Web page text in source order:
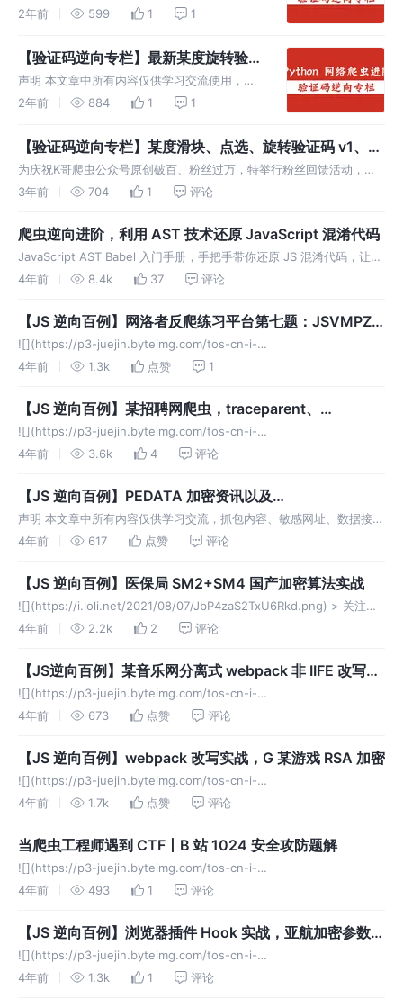
用于其他任何目的，不提供完整代码，抓包内
禁用于商业用途和非法用途，否则由此产生的一
切后果均与作者无关！ 本文章未经许
2年前 599 1 1
【验证码逆向专栏】最新某度旋转验证
码 v2 逆向分析
声明 本文章中所有内容仅供学习交流使用，不
用于其他任何目的，不提供完整代码，抓包内
禁用于商业用途和非法用途，否则由此产生的一
切后果均与作者无关！ 本文章未经许
2年前 884 1 1
【验证码逆向专栏】某度滑块、点选、旋转验证码 v1、v2
逆向分析
为庆祝K哥爬虫公众号原创破百、粉丝过万，特举行粉丝回馈活动，欢
迎关注本文末的活动详情~~~~~~~~
3年前 704 1 评论
爬虫逆向进阶，利用 AST 技术还原 JavaScript 混淆代码
JavaScript AST Babel 入门手册，手把手带你还原 JS 混淆代码，让你
逆向如虎添翼！
4年前 8.4k 37 评论
【JS 逆向百例】网洛者反爬练习平台第七题：JSVMPZL
初体验
![](https://p3-juejin.byteimg.com/tos-cn-i-
k3u1fbpfcp/72b9f9752e144c2b8f5b85c6aaffc0f0~tplv-k3u1fbp
4年前 1.3k 点赞 1
【JS 逆向百例】某招聘网爬虫，traceparent、
__lg_stoken__、X-S-HEADER 等参数分析
![](https://p3-juejin.byteimg.com/tos-cn-i-
k3u1fbpfcp/c9317d2057144f76bb96a5280c350f54~tplv-k3u1fbp
4年前 3.6k 4 评论
【JS 逆向百例】PEDATA 加密资讯以及
zlib.gunzipSync() 的应用
声明 本文章中所有内容仅供学习交流，抓包内容、敏感网址、数据接口
均已做脱敏处理，严禁用于商业用途和非法用途，否则由此产生的一切
某投资领域
4年前 617 点赞 评论
【JS 逆向百例】医保局 SM2+SM4 国产加密算法实战
![](https://i.loli.net/2021/08/07/JbP4zaS2TxU6Rkd.png) > 关注微
信公众号：K哥爬虫，QQ交流群：808574309，持续分享爬虫进阶、
4年前 2.2k 2 评论
【JS逆向百例】某音乐网分离式 webpack 非 IIFE 改写实
战
![](https://p3-juejin.byteimg.com/tos-cn-i-
k3u1fbpfcp/512220d49d18481b9c7787089d12c81a~tplv-k3u1fbp
4年前 673 点赞 评论
【JS 逆向百例】webpack 改写实战，G 某游戏 RSA 加密
![](https://p3-juejin.byteimg.com/tos-cn-i-
k3u1fbpfcp/129963f59aa745dc9dc56807d49d2f18~tplv-k3u1fbp
4年前 1.7k 点赞 评论
当爬虫工程师遇到 CTF丨B 站 1024 安全攻防题解
![](https://p3-juejin.byteimg.com/tos-cn-i-
k3u1fbpfcp/211aaf9e8077439597e56dee34e94599~tplv-k3u1fbp
4年前 493 1 评论
【JS 逆向百例】浏览器插件 Hook 实战，亚航加密参数分
析
![](https://p3-juejin.byteimg.com/tos-cn-i-
k3u1fbpfcp/d93979c6ea7644d1ad4a1eacdd879b2e~tplv-k3u1fbp
4年前 1.3k 1 评论